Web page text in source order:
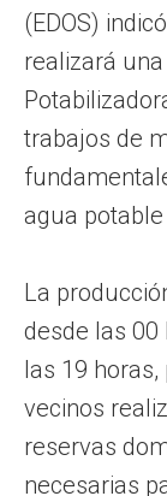
(EDOS)
realizará
trabajos de
agua
La
desde las
las 19
vecinos
reservas
necesarias